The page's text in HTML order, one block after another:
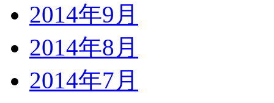
2014年9月
2014年8月
2014年7月